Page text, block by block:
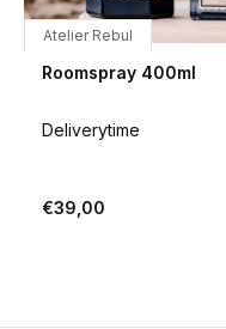
Atelier Rebul
Roomspray 400ml
Deliverytime
€39,00